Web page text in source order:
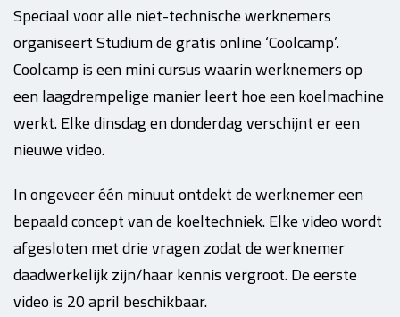
Speciaal voor alle niet-technische werknemers
organiseert Studium de gratis online ‘Coolcamp’.
Coolcamp is een mini cursus waarin werknemers op
een laagdrempelige manier leert hoe een koelmachine
werkt. Elke dinsdag en donderdag verschijnt er een
nieuwe video.
In ongeveer één minuut ontdekt de werknemer een
bepaald concept van de koeltechniek. Elke video wordt
afgesloten met drie vragen zodat de werknemer
daadwerkelijk zijn/haar kennis vergroot. De eerste
video is 20 april beschikbaar.